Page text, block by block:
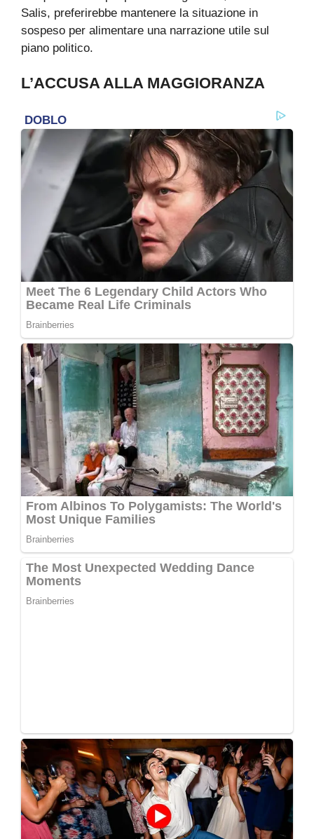
Salis, preferirebbe mantenere la situazione in
sospeso per alimentare una narrazione utile sul
piano politico.
L’ACCUSA ALLA MAGGIORANZA